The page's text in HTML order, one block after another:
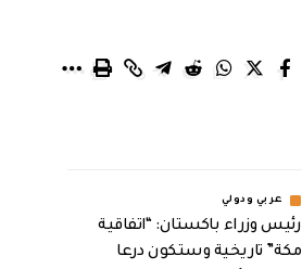
عربي ودولي
رئيس وزراء باكستان: “اتفاقية
مكة” تاريخية وستكون درعا